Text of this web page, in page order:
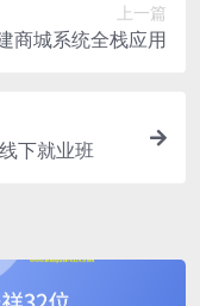
上一篇
商城系统全栈应用
下就业班